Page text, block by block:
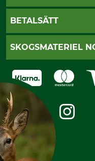
Vanliga frågor
Butik Vansbro
Dataskydd
Integritetspolicy
Ångerrätt
Ångerrätt för din
Reklamationer
Frakter
BETALSÄTT
Klarna
Swish
SKOGSMATERIEL
Om oss
GRUBE-Gruppen
Företagsuppgifter
Karriär
Vår personal
Varumärken
Mässor
Instagram TOS
*Alla priser